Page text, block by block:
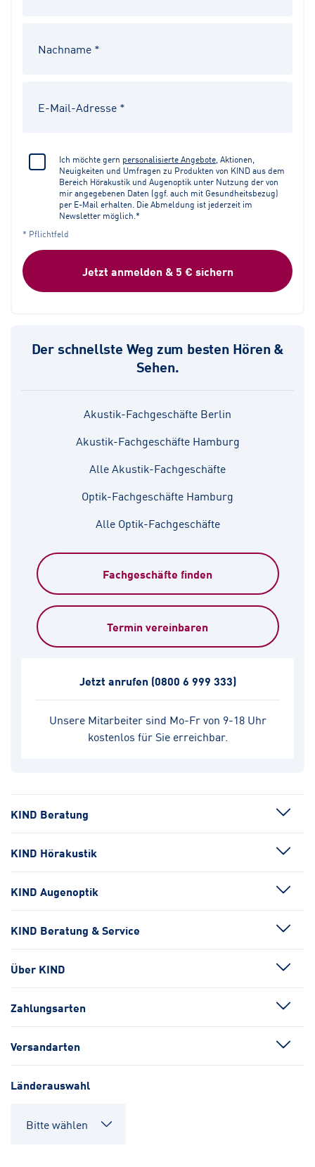
Ich möchte gern personalisierte Angebote , Aktionen,
Neuigkeiten und Umfragen zu Produkten von KIND aus dem
Bereich Hörakustik und Augenoptik unter Nutzung der von
mir angegebenen Daten (ggf. auch mit Gesundheitsbezug)
per E-Mail erhalten. Die Abmeldung ist jederzeit im
Newsletter möglich.*
* Pflichtfeld
Jetzt anmelden & 5 € sichern
Der schnellste Weg zum besten Hören &
Sehen.
Akustik-Fachgeschäfte Berlin
Akustik-Fachgeschäfte Hamburg
Alle Akustik-Fachgeschäfte
Optik-Fachgeschäfte Hamburg
Alle Optik-Fachgeschäfte
Fachgeschäfte finden
Termin vereinbaren
Unsere Mitarbeiter sind Mo-Fr von 9-18 Uhr
kostenlos für Sie erreichbar.
Jetzt anrufen (0800 6 999 333)
KIND Beratung
KIND Hörakustik
KIND Augenoptik
KIND Beratung & Service
Über KIND
Zahlungsarten
Versandarten
Länderauswahl